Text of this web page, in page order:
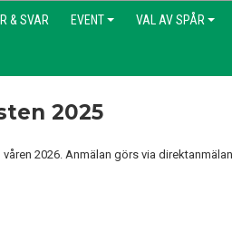
& SVAR EVENT VAL AV SPÅR
2025
2026. Anmälan görs via direktanmälan